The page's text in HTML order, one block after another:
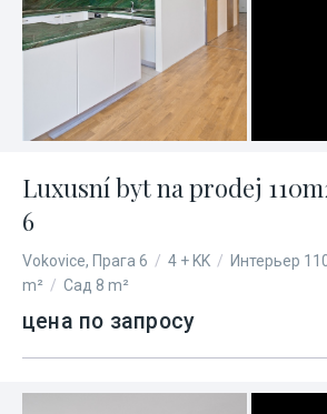
Luxusní byt na prodej
6
Vokovice, Прага 6 / 4 + KK / Интерьер
m² / Сад 8 m²
цена по запросу